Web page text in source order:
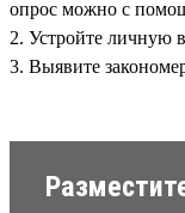
опрос можно с
2. Устройте личную
3. Выявите